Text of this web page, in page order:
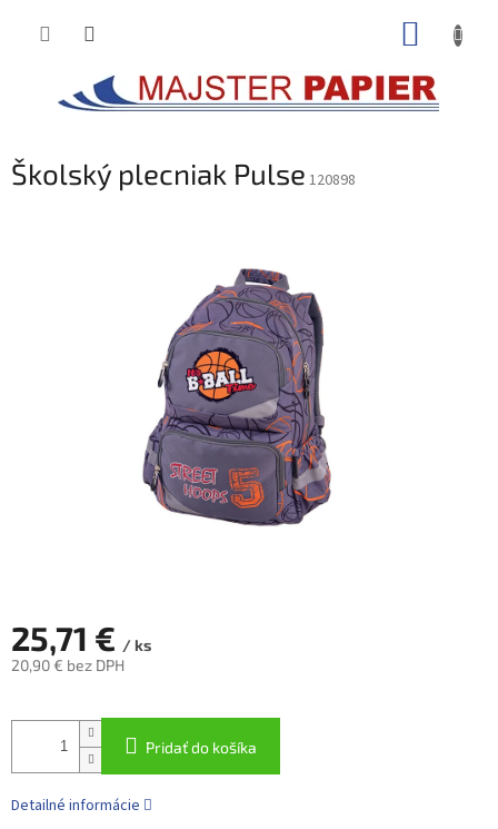
Školský plecniak Pulse 120898
25,71 € / ks
20,90 € bez DPH
cena:
Pridať do košíka
Detailné informácie